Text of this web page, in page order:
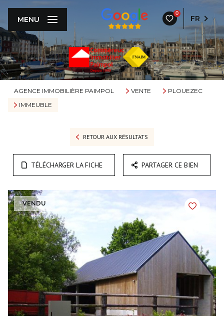
0
FR
MENU
AGENCE IMMOBILIÈRE PAIMPOL VENTE
PLOUEZEC
IMMEUBLE
RETOUR AUX RÉSULTATS
TÉLÉCHARGER LA FICHE PARTAGER CE BIEN
VENDU